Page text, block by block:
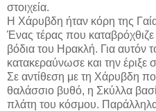
στοιχεία.
Η Χάρυβδη ήταν κόρη της
Ένας τέρας που
βόδια του Ηρακλή. Για αυτόν
κατακεραύνωσε και την
Σε αντίθεση με τη Χάρυβδη
θαλάσσιο βυθό, η Σκύλλα
πλάτη του κόσμου.